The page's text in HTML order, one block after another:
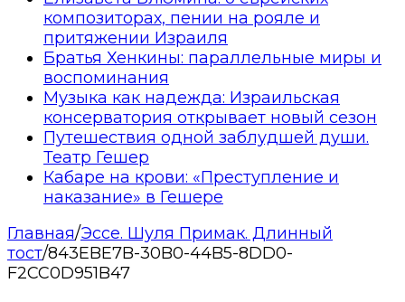
композиторах, пении на рояле и
притяжении Израиля
Братья Хенкины: параллельные миры и
воспоминания
Музыка как надежда: Израильская
консерватория открывает новый сезон
Путешествия одной заблудшей души.
Театр Гешер
Кабаре на крови: «Преступление и
наказание» в Гешере
Главная/Эссе. Шуля Примак. Длинный
тост/843EBE7B-30B0-44B5-8DD0-
F2CC0D951B47